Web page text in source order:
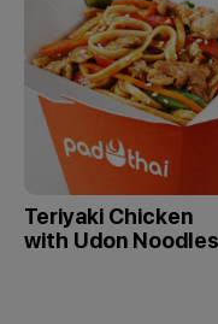
Teriyaki Chicken
with Udon Noodles